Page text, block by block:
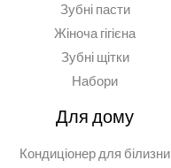
Зубні пасти
Жіноча гігієна
Зубні щітки
Набори
Для дому
Кондиціонер для білизни